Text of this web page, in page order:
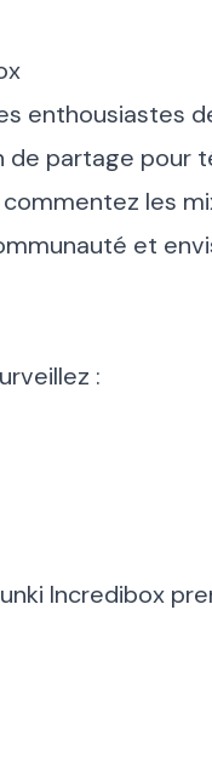
enthousiastes
de partage pour
les
et
:
Incredibox